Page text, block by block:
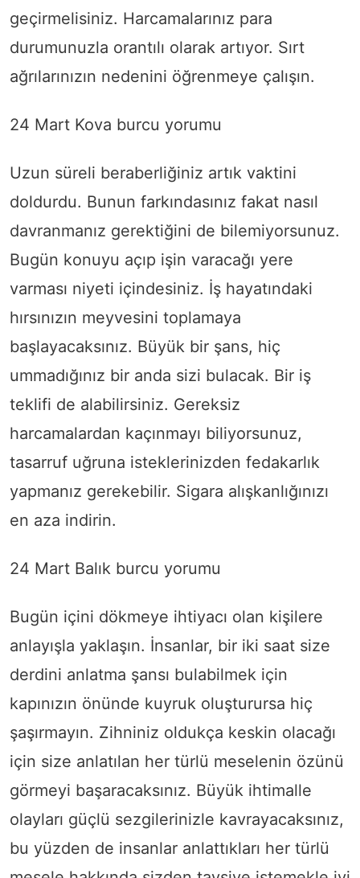
geçirmelisiniz. Harcamalarınız para
durumunuzla orantılı olarak artıyor. Sırt
ağrılarınızın nedenini öğrenmeye çalışın.
24 Mart Kova burcu yorumu
Uzun süreli beraberliğiniz artık vaktini
doldurdu. Bunun farkındasınız fakat nasıl
davranmanız gerektiğini de bilemiyorsunuz.
Bugün konuyu açıp işin varacağı yere
varması niyeti içindesiniz. İş hayatındaki
hırsınızın meyvesini toplamaya
başlayacaksınız. Büyük bir şans, hiç
ummadığınız bir anda sizi bulacak. Bir iş
teklifi de alabilirsiniz. Gereksiz
harcamalardan kaçınmayı biliyorsunuz,
tasarruf uğruna isteklerinizden fedakarlık
yapmanız gerekebilir. Sigara alışkanlığınızı
en aza indirin.
24 Mart Balık burcu yorumu
Bugün içini dökmeye ihtiyacı olan kişilere
anlayışla yaklaşın. İnsanlar, bir iki saat size
derdini anlatma şansı bulabilmek için
kapınızın önünde kuyruk oluşturursa hiç
şaşırmayın. Zihniniz oldukça keskin olacağı
için size anlatılan her türlü meselenin özünü
görmeyi başaracaksınız. Büyük ihtimalle
olayları güçlü sezgilerinizle kavrayacaksınız,
bu yüzden de insanlar anlattıkları her türlü